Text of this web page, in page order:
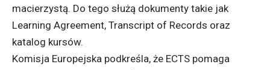
macierzystą. Do tego służą dokumenty takie jak
Learning Agreement, Transcript of Records oraz
katalog kursów.
Komisja Europejska podkreśla, że ECTS pomaga